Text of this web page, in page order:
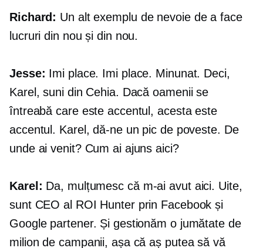
Richard: Un alt exemplu de nevoie de a face
lucruri din nou și din nou.
Jesse: Imi place. Imi place. Minunat. Deci,
Karel, suni din Cehia. Dacă oamenii se
întreabă care este accentul, acesta este
accentul. Karel, dă-ne un pic de poveste. De
unde ai venit? Cum ai ajuns aici?
Karel: Da, mulțumesc că m-ai avut aici. Uite,
sunt CEO al ROI Hunter prin Facebook și
Google partener. Și gestionăm o jumătate de
milion de campanii, așa că aș putea să vă